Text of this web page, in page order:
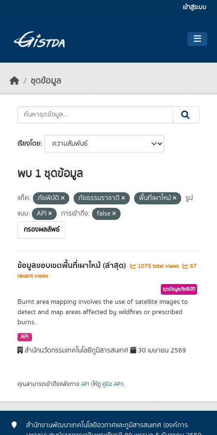
เข้าสู่ระบบ
ชุดข้อมูล
เรียงโดย
พบ 1 ชุดข้อมูล
แท็ค: ภัยพิบัติ ภัยธรรมราชาติ พื้นที่เผาไหม้
รูป
แบบ:
API การเข้าถึง:
false
กรองผลลัพธ์
ข้อมูลขอบเขตพื้นที่เผาไหม้ (ล่าสุด) 1075 total views
67
recent views
ชุดข้อมูลภัยพิบัติ
Burnt area mapping involves the use of satellite images to
detect and map areas affected by wildfires or prescribed
burns.
API
สำนักนวัตกรรมเทคโนโลยีภูมิสารสนเทศ 30 เมษายน 2569
คุณสามารถเข้าถึงคลังทาง API (ให้ดู คู่มือ API).
สำนักงานพัฒนาเทคโนโลยีอวกาศและภูมิสารสนเทศ (องค์การ